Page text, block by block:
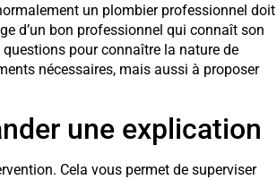
un plombier professionnel doit
d’un bon professionnel qui connaît son
pour connaître la nature de
nécessaires, mais aussi à proposer
une explication
Cela vous permet de superviser